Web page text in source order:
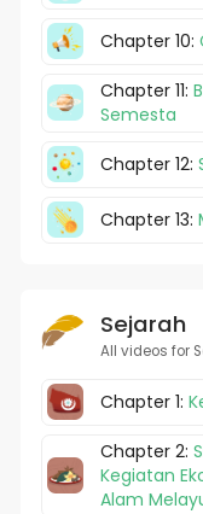
Chapter 10:
Chapter 11:
Semesta
Chapter 12:
Chapter 13:
Sejarah
All videos for
Chapter 1:
Chapter 2:
Kegiatan
Alam